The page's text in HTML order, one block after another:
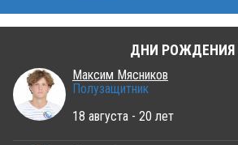
ДНИ РОЖДЕНИЯ
Максим Мясников
Полузащитник
18 августа - 20 лет